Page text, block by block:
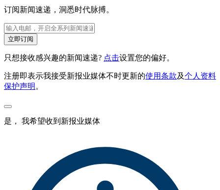
订阅新闻速递，洞悉时代脉搏。
立即订阅
只想接收感兴趣的新闻速递? 点击设置您的偏好。
注册即表示我接受新报业媒体不时更新的使用条款及个人资料
保护声明 。
是， 我希望收到新报业媒体